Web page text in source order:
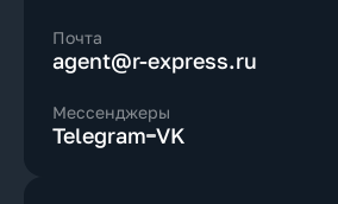
Почта
agent@r-express.ru
Мессенджеры
Telegram VK